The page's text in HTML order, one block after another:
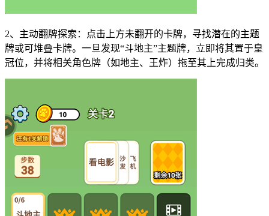
2、主动翻牌探索：点击上方未翻开的卡牌，寻找潜在的主题
牌或可堆叠卡牌。一旦发现“斗地主”主题牌，立即将其置于皇
冠位，并将相关角色牌（如地主、王炸）拖至其上完成归类。